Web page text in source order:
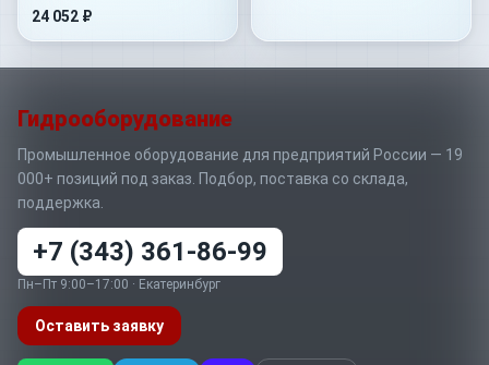
24 052 ₽
Гидрооборудование
Промышленное оборудование для предприятий России — 19
000+ позиций под заказ. Подбор, поставка со склада,
поддержка.
+7 (343) 361-86-99
Пн–Пт 9:00–17:00 · Екатеринбург
Оставить заявку